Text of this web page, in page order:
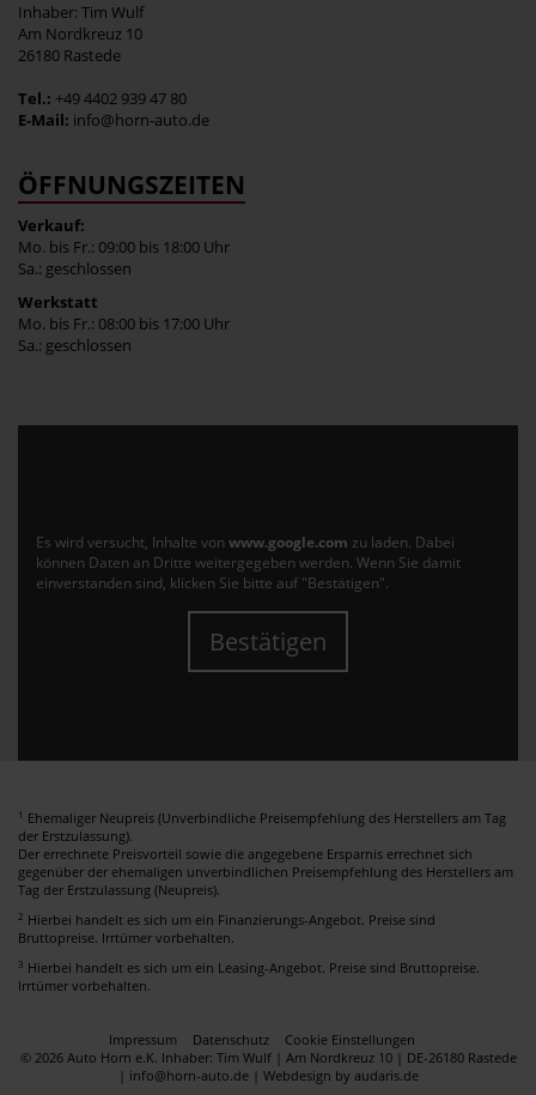
Inhaber: Tim Wulf
Am Nordkreuz 10
26180 Rastede
Tel.: +49 4402 939 47 80
E-Mail: info@horn-auto.de
ÖFFNUNGSZEITEN
Verkauf:
Mo. bis Fr.: 09:00 bis 18:00 Uhr
Sa.: geschlossen
Werkstatt
Mo. bis Fr.: 08:00 bis 17:00 Uhr
Sa.: geschlossen
Es wird versucht, Inhalte von www.google.com zu laden. Dabei
können Daten an Dritte weitergegeben werden. Wenn Sie damit
einverstanden sind, klicken Sie bitte auf "Bestätigen".
Bestätigen
1 Ehemaliger Neupreis (Unverbindliche Preisempfehlung des Herstellers am Tag
der Erstzulassung).
Der errechnete Preisvorteil sowie die angegebene Ersparnis errechnet sich
gegenüber der ehemaligen unverbindlichen Preisempfehlung des Herstellers am
Tag der Erstzulassung (Neupreis).
2 Hierbei handelt es sich um ein Finanzierungs-Angebot. Preise sind
Bruttopreise. Irrtümer vorbehalten.
3 Hierbei handelt es sich um ein Leasing-Angebot. Preise sind Bruttopreise.
Irrtümer vorbehalten.
Impressum Datenschutz
Cookie Einstellungen
© 2026 Auto Horn e.K. Inhaber: Tim Wulf | Am Nordkreuz 10 | DE-26180 Rastede
| info@horn-auto.de | Webdesign by audaris.de